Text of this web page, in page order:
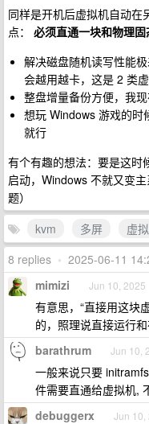
同样是开机后虚拟机自动在
点： 必须直通一块和物理
解决磁盘随机读写性能
会越用越卡，这是 2 类
整盘增量备份方便，我
想玩 Windows 游戏的时
就行
有个有趣的想法：要是这
启动，Windows 不就又变
题）
kvm
多屏
虚
8 replies • 2025-06-11
mimizi Jun 10, 2025
有意思，“直接用这块
的，照理说直接运行
barathrum Jun 10,
一般来说只要
件需要直通给虚拟机,
debuggerx Jun 10,